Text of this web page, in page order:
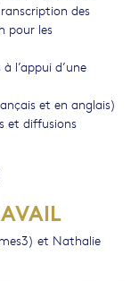
des
pour les
l’appui d’une
et en anglais)
et diffusions
et Nathalie